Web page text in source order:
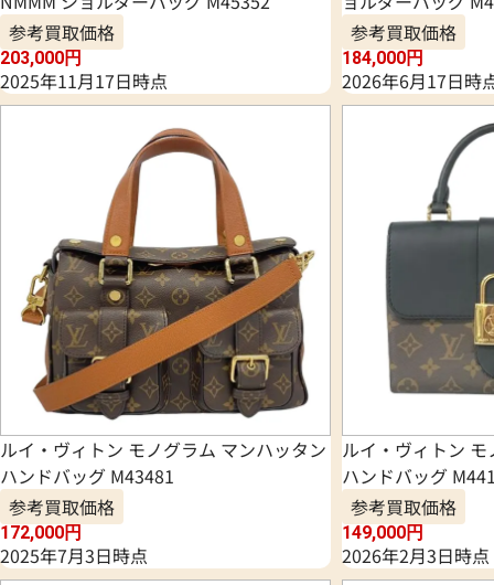
参考買取価格
203,000円
2025年11月17日時点
参考買取価格
184,000円
2026年6月17日時
ルイ・ヴィトン モノグラム マンハッタン
ハンドバッグ M43481
参考買取価格
172,000円
2025年7月3日時点
ルイ・ヴィトン
ハンドバッグ
参考買取価格
149,000円
2026年2月3日時点